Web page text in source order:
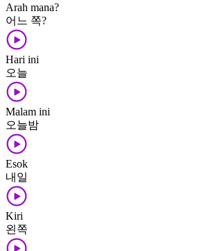
Arah mana?
어느 쪽?
Hari ini
오늘
Malam ini
오늘밤
Esok
내일
Kiri
왼쪽